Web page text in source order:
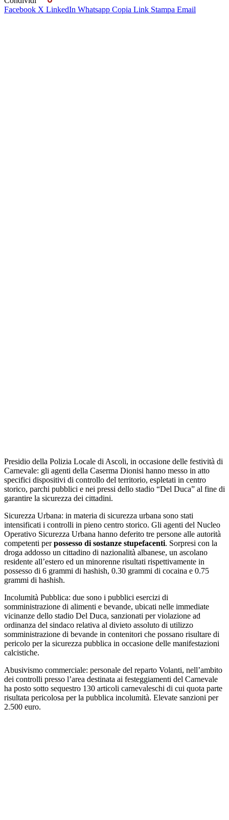
Facebook X LinkedIn Whatsapp Copia Link Stampa Email
Presidio della Polizia Locale di Ascoli, in occasione delle festività di
Carnevale: gli agenti della Caserma Dionisi hanno messo in atto
specifici dispositivi di controllo del territorio, espletati in centro
storico, parchi pubblici e nei pressi dello stadio “Del Duca” al fine di
garantire la sicurezza dei cittadini.
Sicurezza Urbana: in materia di sicurezza urbana sono stati
intensificati i controlli in pieno centro storico. Gli agenti del Nucleo
Operativo Sicurezza Urbana hanno deferito tre persone alle autorità
competenti perpossesso di sostanze stupefacenti. Sorpresi con la
droga addosso un cittadino di nazionalità albanese, un ascolano
residente all’estero ed un minorenne risultati rispettivamente in
possesso di 6 grammi di hashish, 0.30 grammi di cocaina e 0.75
grammi di hashish.
Incolumità Pubblica: due sono i pubblici esercizi di
somministrazione di alimenti e bevande, ubicati nelle immediate
vicinanze dello stadio Del Duca, sanzionati per violazione ad
ordinanza del sindaco relativa al divieto assoluto di utilizzo
somministrazione di bevande in contenitori che possano risultare di
pericolo per la sicurezza pubblica in occasione delle manifestazioni
calcistiche.
Abusivismo commerciale: personale del reparto Volanti, nell’ambito
dei controlli presso l’area destinata ai festeggiamenti del Carnevale
ha posto sotto sequestro 130 articoli carnevaleschi di cui quota parte
risultata pericolosa per la pubblica incolumità. Elevate sanzioni per
2.500 euro.